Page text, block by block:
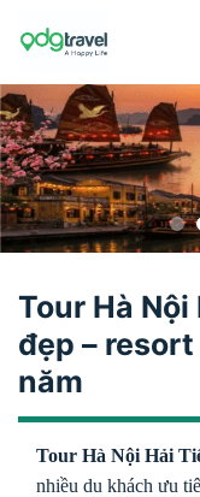
Tour Hà Nội
đẹp –
năm
Tour Hà Nội Hải
nhiều du khách ưu